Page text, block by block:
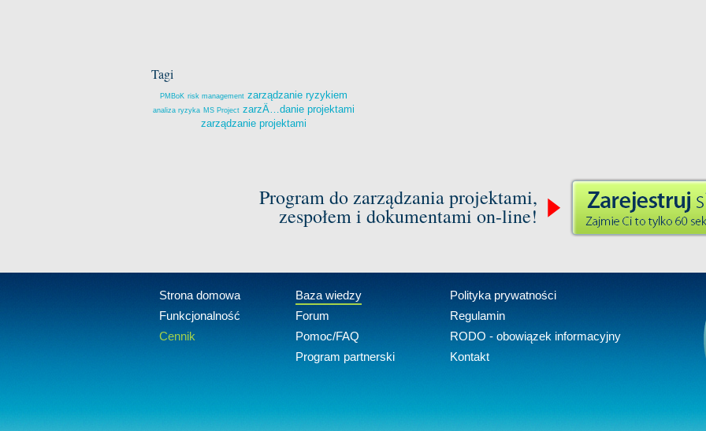
Tagi
PMBoK risk management zarządzanie ryzykiem
analiza ryzyka MS Project zarzÄ…danie projektami
zarządzanie projektami
Program do zarządzania projektami,
zespołem i dokumentami on-line!
Strona domowa
Funkcjonalność
Cennik
Baza wiedzy
Forum
Pomoc/FAQ
Program partnerski
Polityka prywatności
Regulamin
RODO - obowiązek informacyjny
Kontakt